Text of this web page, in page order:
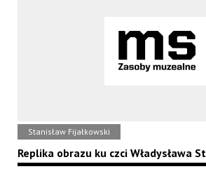
Stanisław Fijałkowski
Replika obrazu ku czci Władysława